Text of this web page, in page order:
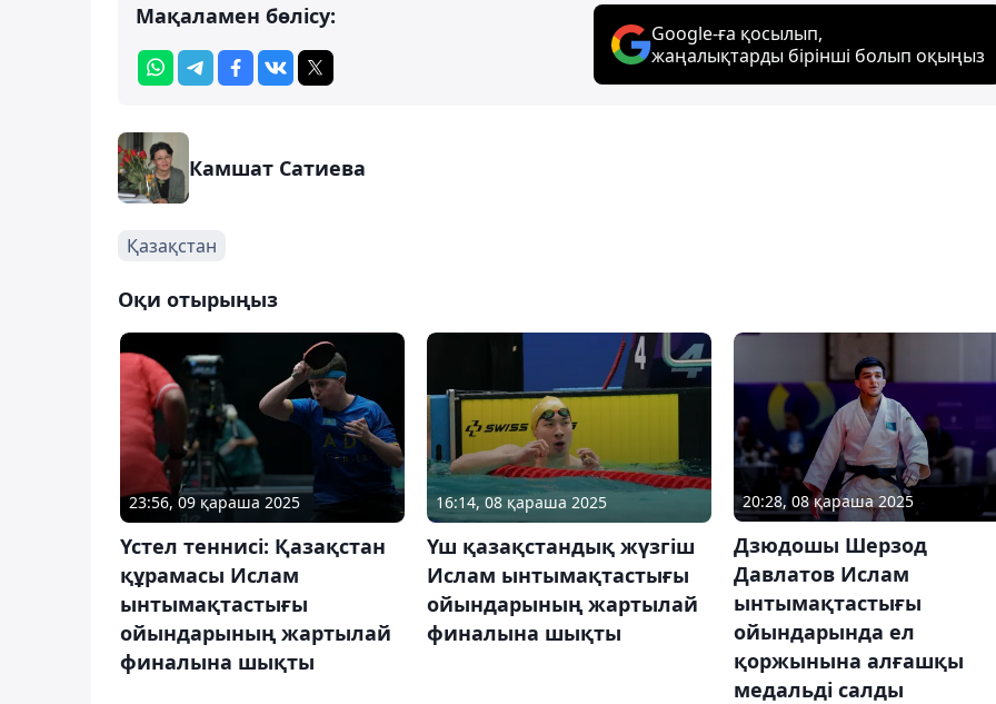
Мақаламен бөлісу:
Google-ға қосылып,
жаңалықтарды бірінші болып оқыңыз
Камшат Сатиева
Қазақстан
Оқи отырыңыз
23:56, 09 қараша 2025
Үстел теннисі: Қазақстан
құрамасы Ислам
ынтымақтастығы
ойындарының жартылай
финалына шықты
16:14, 08 қараша 2025
Үш қазақстандық жүзгіш
Ислам ынтымақтастығы
ойындарының жартылай
финалына шықты
20:28, 08 қараша 2025
Дзюдошы Шерзод
Давлатов Ислам
ынтымақтастығы
ойындарында ел
қоржынына алғашқы
медальді салды